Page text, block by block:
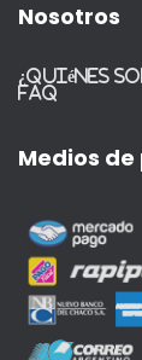
Nosotros
¿Quiénes
FAQ
Medios